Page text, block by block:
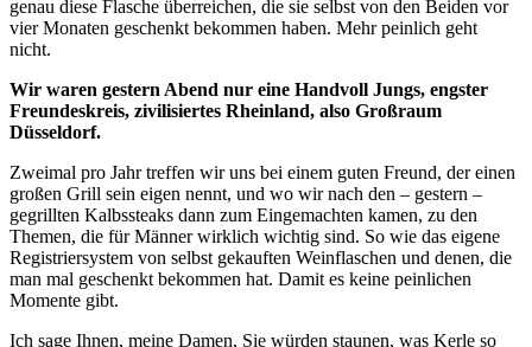
genau diese Flasche überreichen, die sie selbst von den Beiden vor
vier Monaten geschenkt bekommen haben. Mehr peinlich geht
nicht.
Wir waren gestern Abend nur eine Handvoll Jungs, engster
Freundeskreis, zivilisiertes Rheinland, also Großraum
Düsseldorf.
Zweimal pro Jahr treffen wir uns bei einem guten Freund, der einen
großen Grill sein eigen nennt, und wo wir nach den – gestern –
gegrillten Kalbssteaks dann zum Eingemachten kamen, zu den
Themen, die für Männer wirklich wichtig sind. So wie das eigene
Registriersystem von selbst gekauften Weinflaschen und denen, die
man mal geschenkt bekommen hat. Damit es keine peinlichen
Momente gibt.
Ich sage Ihnen, meine Damen, Sie würden staunen, was Kerle so